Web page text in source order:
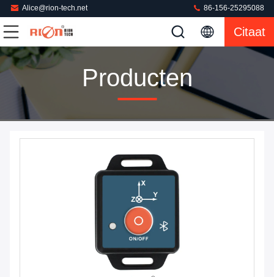
Alice@rion-tech.net 86-156-25295088
Citaat
Producten